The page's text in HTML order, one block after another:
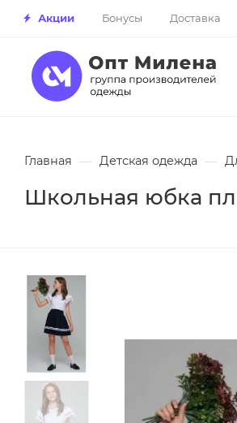
Акции Бонусы Доставка
Главная — Детская одежда —
Школьная юбка